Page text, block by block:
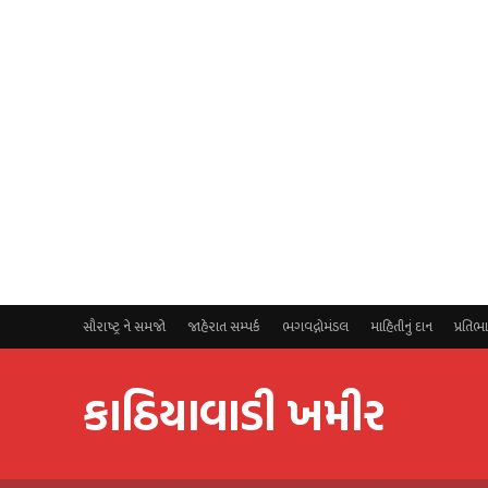
સૌરાષ્ટ્ર ને સમજો જાહેરાત સમ્પર્ક ભગવદ્ગોમંડલ માહિતીનું દાન
કાઠિયાવાડી ખમીર